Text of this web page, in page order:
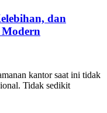
dan
kantor saat ini tidak
Tidak sedikit